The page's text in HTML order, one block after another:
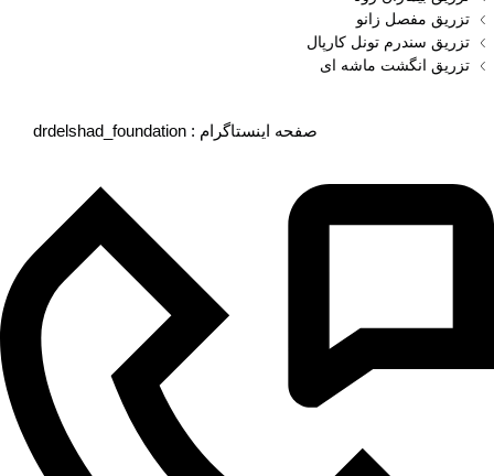
تزریق مفصل زانو
تزریق سندرم تونل کارپال
تزریق انگشت ماشه‌ ای
drdelshad_foundation : صفحه اینستاگرام